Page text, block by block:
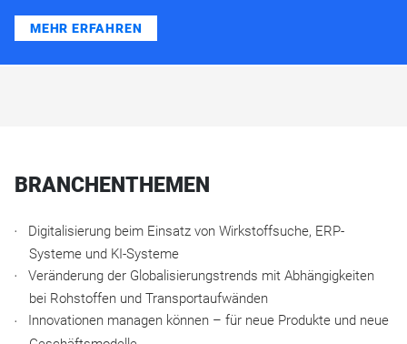
MEHR ERFAHREN
BRANCHENTHEMEN
Digitalisierung beim Einsatz von Wirkstoffsuche, ERP-
Systeme und KI-Systeme
Veränderung der Globalisierungstrends mit Abhängigkeiten
bei Rohstoffen und Transportaufwänden
Innovationen managen können – für neue Produkte und neue